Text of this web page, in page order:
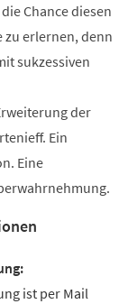
Chance diesen
zu erlernen, denn
sukzessiven
der
Ein
Eine
ist per Mail